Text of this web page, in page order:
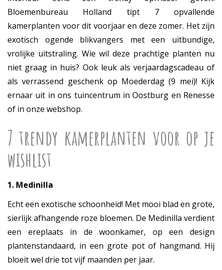
Bloemenbureau Holland tipt 7 opvallende
kamerplanten voor dit voorjaar en deze zomer. Het zijn
exotisch ogende blikvangers met een uitbundige,
vrolijke uitstraling. Wie wil deze prachtige planten nu
niet graag in huis? Ook leuk als verjaardagscadeau of
als verrassend geschenk op Moederdag (9 mei)! Kijk
ernaar uit in ons tuincentrum in Oostburg en Renesse
of in onze webshop.
7 trendy kamerplanten voor op je
wishlist
1. Medinilla
Echt een exotische schoonheid! Met mooi blad en grote,
sierlijk afhangende roze bloemen. De Medinilla verdient
een ereplaats in de woonkamer, op een design
plantenstandaard, in een grote pot of hangmand. Hij
bloeit wel drie tot vijf maanden per jaar.